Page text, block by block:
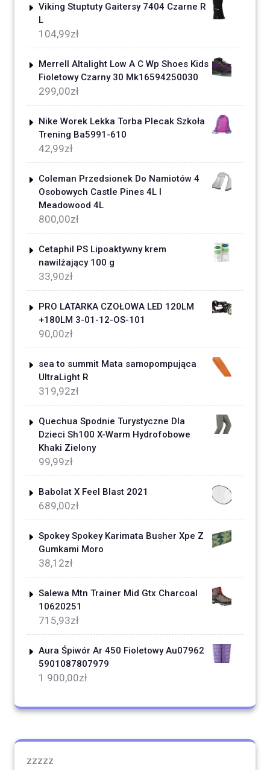
Viking Stuptuty Gaitersy 7404 Czarne R
L
104,99zł
Merrell Altalight Low A C Wp Shoes Kids
Fioletowy Czarny 30 Mk16594250030
299,00zł
Nike Worek Lekka Torba Plecak Szkoła
Trening Ba5991-610
42,99zł
Coleman Przedsionek Do Namiotów 4
Osobowych Castle Pines 4L I
Meadowood 4L
800,00zł
Cetaphil PS Lipoaktywny krem
nawilżający 100 g
33,90zł
PRO LATARKA CZOŁOWA LED 120LM
+180LM 3-01-12-OS-101
90,00zł
sea to summit Mata samopompująca
UltraLight R
319,92zł
Quechua Spodnie Turystyczne Dla
Dzieci Sh100 X-Warm Hydrofobowe
Khaki Zielony
99,99zł
Babolat X Feel Blast 2021
689,00zł
Spokey Spokey Karimata Busher Xpe Z
Gumkami Moro
38,12zł
Salewa Mtn Trainer Mid Gtx Charcoal
10620251
715,93zł
Aura Śpiwór Ar 450 Fioletowy Au07962
5901087807979
1 900,00zł
zzzzz